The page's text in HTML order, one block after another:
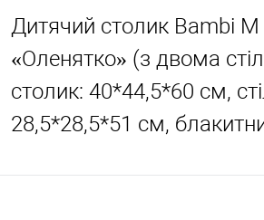
Дитячий столик Bambi M
«Оленятко» (з двома
столик: 40*44,5*60 см,
28,5*28,5*51 см,